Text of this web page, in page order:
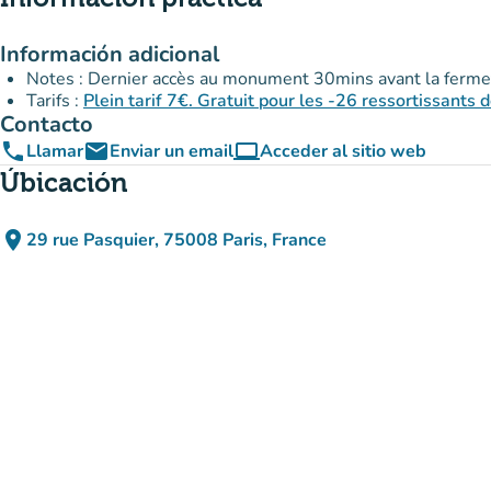
Información adicional
Notes : Dernier accès au monument 30mins avant la
Tarifs : Plein tarif 7€. Gratuit pour les -26 ressortissants
Contacto
phoneLlamaremailEnviar un emailcomputerAcceder al sitio web
(nueva pestaña)
Úbicación
place 29 rue Pasquier, 75008 Paris, France
(abrir en Google Maps)
(nueva pestaña)